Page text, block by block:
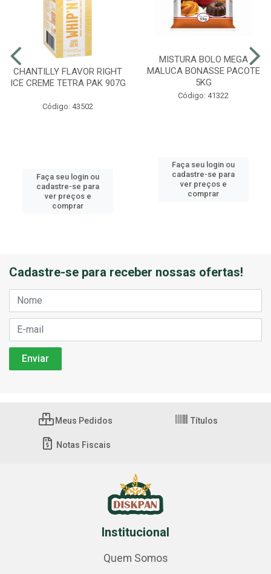
CHANTILLY FLAVOR RIGHT
ICE CREME TETRA PAK 907G
Código: 43502
Faça seu login ou
cadastre-se para
ver preços e
comprar
MISTURA BOLO MEGA
MALUCA BONASSE PACOTE
5KG
Código: 41322
Faça seu login ou
cadastre-se para
ver preços e
comprar
Cadastre-se para receber nossas ofertas!
Meus Pedidos Títulos
Notas Fiscais
Institucional
Quem Somos